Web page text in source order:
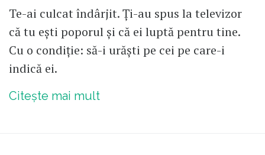
Te-ai culcat îndârjit. Ți-au spus la televizor
că tu ești poporul și că ei luptă pentru tine.
Cu o condiție: să-i urăști pe cei pe care-i
indică ei.
Citește mai mult